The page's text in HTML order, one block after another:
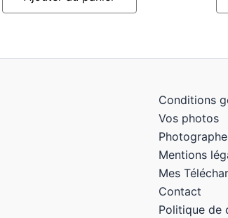
Conditions
Vos photos
Mentions
Mes
Contact
Politique de